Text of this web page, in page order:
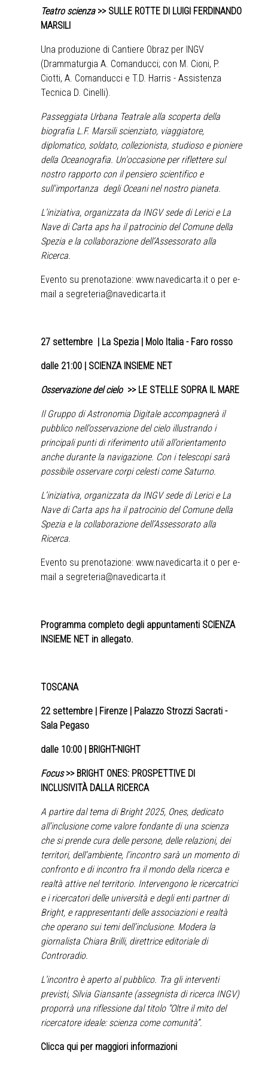
Teatro scienza>> SULLE ROTTE DI LUIGI FERDINANDO
MARSILI
Una produzione di Cantiere Obraz per INGV
(Drammaturgia A. Comanducci; con M. Cioni, P.
Ciotti, A. Comanducci e T.D. Harris - Assistenza
Tecnica D. Cinelli).
Passeggiata Urbana Teatrale alla scoperta della
biografia L.F. Marsili scienziato, viaggiatore,
diplomatico, soldato, collezionista, studioso e pioniere
della Oceanografia. Un'occasione per riflettere sul
nostro rapporto con il pensiero scientifico e
sull'importanza degli Oceani nel nostro pianeta.
L’iniziativa, organizzata da INGV sede di Lerici e La
Nave di Carta aps ha il patrocinio del Comune della
Spezia e la collaborazione dell’Assessorato alla
Ricerca.
Evento su prenotazione: www.navedicarta.it o per e-
mail a segreteria@navedicarta.it
27 settembre | La Spezia | Molo Italia - Faro rosso
dalle 21:00 | SCIENZA INSIEME NET
Osservazione del cielo >> LE STELLE SOPRA IL MARE
Il Gruppo di Astronomia Digitale accompagnerà il
pubblico nell’osservazione del cielo illustrando i
principali punti di riferimento utili all’orientamento
anche durante la navigazione. Con i telescopi sarà
possibile osservare corpi celesti come Saturno.
L’iniziativa, organizzata da INGV sede di Lerici e La
Nave di Carta aps ha il patrocinio del Comune della
Spezia e la collaborazione dell’Assessorato alla
Ricerca.
Evento su prenotazione: www.navedicarta.it o per e-
mail a segreteria@navedicarta.it
Programma completo degli appuntamenti SCIENZA
INSIEME NET in allegato.
TOSCANA
22 settembre | Firenze | Palazzo Strozzi Sacrati -
Sala Pegaso
dalle 10:00 | BRIGHT-NIGHT
Focus>> BRIGHT ONES: PROSPETTIVE DI
INCLUSIVITÀ DALLA RICERCA
A partire dal tema di Bright 2025, Ones, dedicato
all’inclusione come valore fondante di una scienza
che si prende cura delle persone, delle relazioni, dei
territori, dell’ambiente, l’incontro sarà un momento di
confronto e di incontro fra il mondo della ricerca e
realtà attive nel territorio. Intervengono le ricercatrici
e i ricercatori delle università e degli enti partner di
Bright, e rappresentanti delle associazioni e realtà
che operano sui temi dell’inclusione. Modera la
giornalista Chiara Brilli, direttrice editoriale di
Controradio.
L’incontro è aperto al pubblico. Tra gli interventi
previsti, Silvia Giansante (assegnista di ricerca INGV)
proporrà una riflessione dal titolo “Oltre il mito del
ricercatore ideale: scienza come comunità”.
Clicca qui per maggiori informazioni